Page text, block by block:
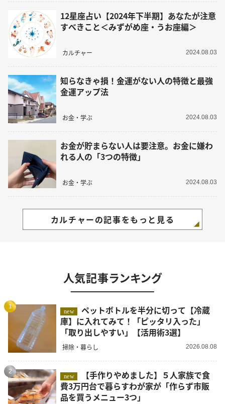
12星座占い【2024年下半期】あなたが注意
すべきこと＜みずがめ座・うお座編＞
カルチャー 2024.08.03
知らなきゃ損！金運がない人の特徴と最強
金運アップ法
お金・学ぶ 2024.08.03
お金が貯まらない人は要注意。お金に嫌わ
れる人の「3つの特徴」
お金・学ぶ 2024.08.03
カルチャーの記事をもっと見る
人気記事ランキング
1
new
ペットボトルを半分に切って【冷蔵
庫】に入れてみて！「ピッタリ入った」
「取り出しやすい」【活用術3選】
掃除・暮らし 2026.08.08
2
new
費3万円台で暮らすわが家が「作らず市販
品を買うメニュー3つ」